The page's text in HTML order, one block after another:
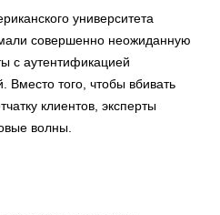
университета
совершенно неожиданную
с аутентификацией
Вместо того, чтобы вбивать
клиентов, эксперты
волны.